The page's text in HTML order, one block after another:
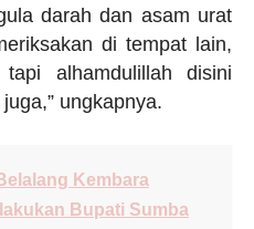
darah dan asam urat
di tempat lain,
alhamdulillah disini
ungkapnya.
Kembara
Bupati Sumba